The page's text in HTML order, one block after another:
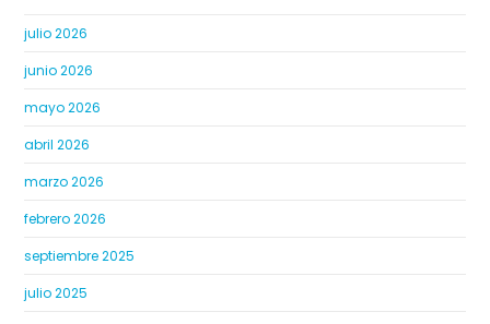
julio 2026
junio 2026
mayo 2026
abril 2026
marzo 2026
febrero 2026
septiembre 2025
julio 2025